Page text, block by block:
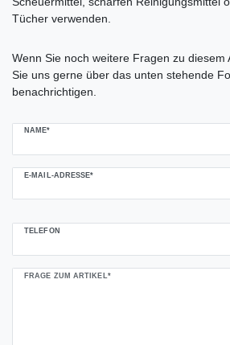
Tücher verwenden.
Wenn Sie noch weitere Fragen zu diesem
Sie uns gerne über das unten stehende
benachrichtigen.
NAME*
E-MAIL-ADRESSE*
TELEFON
FRAGE ZUM ARTIKEL*